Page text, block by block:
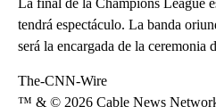
tendrá espectáculo. La banda
será la encargada de la ceremonia
The-CNN-Wire
™ & © 2026 Cable News